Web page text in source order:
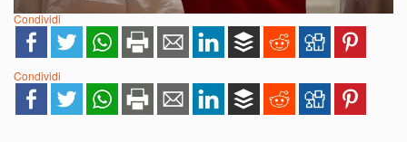
Condividi
Condividi